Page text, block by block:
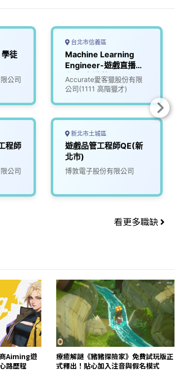
徒
公司
程師
公司
台北市信義區
Machine Learning
Engineer-遊戲直播平
台_知名遊戲公司
(3005837)
Accurate愛客獵股份有限
公司(1111 高階獵才)
新北市土城區
遊戲品管工程師QE(新
北市)
博敦電子股份有限公司
看更多職缺
Aiming遊
路歷程
療癒解謎《豬豬探險家》免費試玩版正
式釋出！貼心加入注音與假名模式